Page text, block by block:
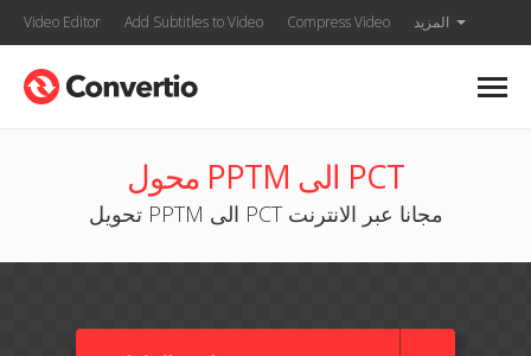
Video Editor Add Subtitles to Video Compress Video المزيد
محول PPTM الى PCT
تحويل PPTM الى PCT مجانا عبر الانترنت